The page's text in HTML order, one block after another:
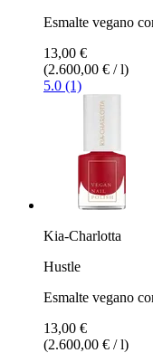
Esmalte vegano
13,00 €
(2.600,00 € / l)
5.0 (1)
Kia-Charlotta
Hustle
Esmalte vegano
13,00 €
(2.600,00 € / l)